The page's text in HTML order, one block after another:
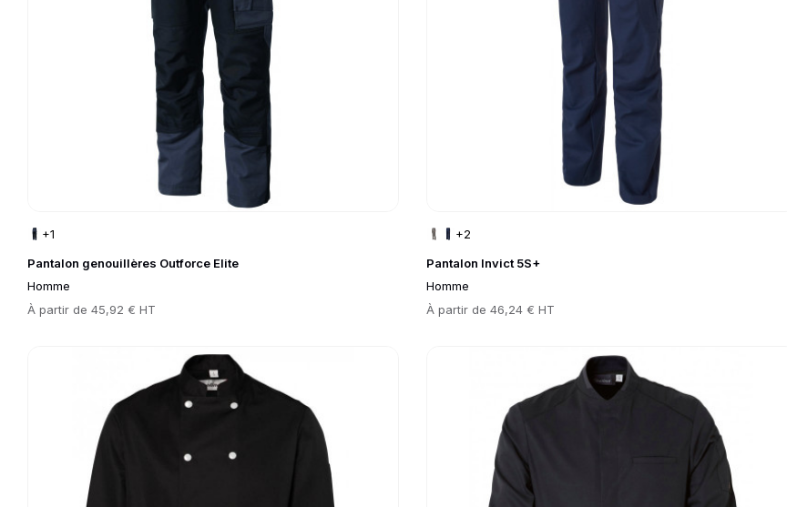
Pantalon genouillères Outforce Elite
Homme
Prix
À partir de45,92 € HT
+1
Pantalon Invict 5S+
Homme
Prix
À partir de 46,24 € HT
+2